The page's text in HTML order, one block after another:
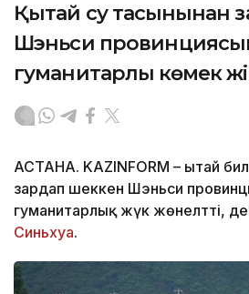
Қытай су тасқынынан
Шэньси
гуманитарлық көмек
АСТАНА. KAZINFORM – Қытай
зардап шеккен Шэньси
гуманитарлық жүк жөнелтті,
Синьхуа.